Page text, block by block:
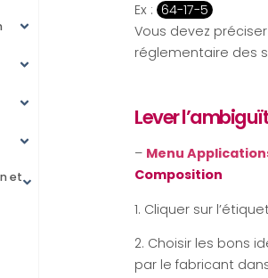
et
Ex : 64-17-5
Vous devez
réglementaire des
Lever
– Menu
Composition
1. Cliquer sur
2. Choisir les bons
par le fabricant